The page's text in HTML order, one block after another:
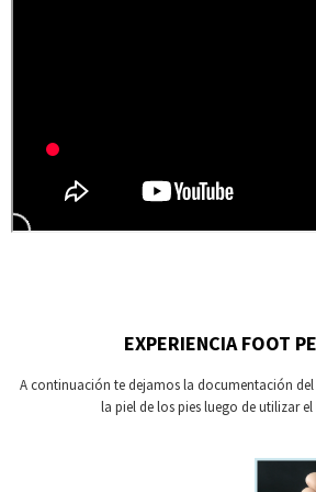
EXPERIENCIA FOOT
A continuación te dejamos la documentación
la piel de los pies luego de utilizar